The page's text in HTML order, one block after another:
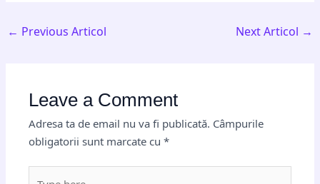
← Previous Articol Next Articol →
Leave a Comment
Adresa ta de email nu va fi publicată. Câmpurile
obligatorii sunt marcate cu*